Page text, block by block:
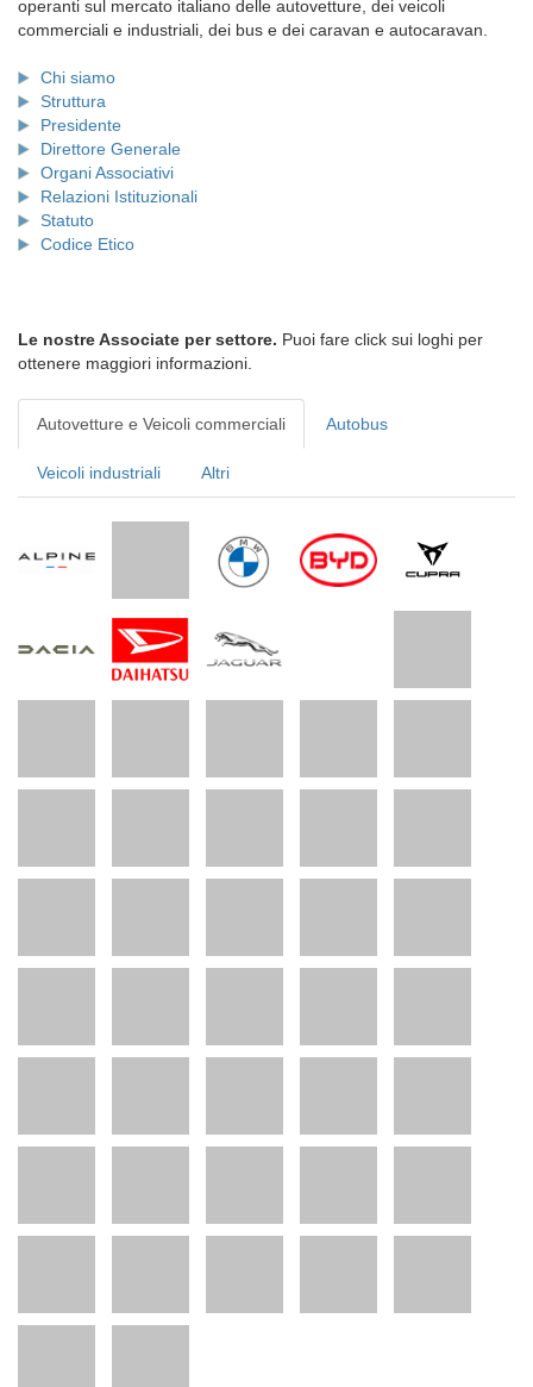
operanti sul mercato italiano delle autovetture, dei veicoli
commerciali e industriali, dei bus e dei caravan e autocaravan.
Chi siamo
Struttura
Presidente
Direttore Generale
Organi Associativi
Relazioni Istituzionali
Statuto
Codice Etico
Le nostre Associate per settore. Puoi fare click sui loghi per
ottenere maggiori informazioni.
Autovetture e Veicoli commerciali Autobus
Veicoli industriali Altri